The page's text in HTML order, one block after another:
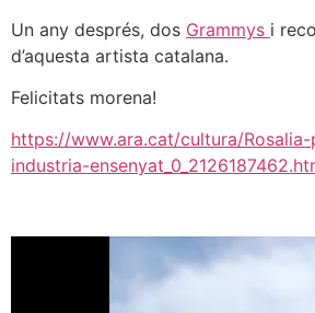
Un any després, dos Grammys i
d’aquesta artista catalana.
Felicitats morena!
https://www.ara.cat/cultura/
industria-